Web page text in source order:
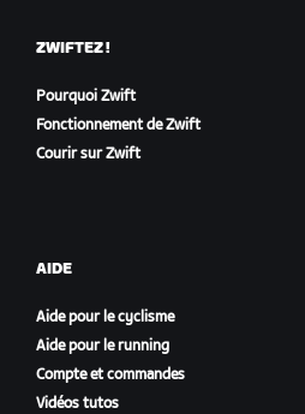
ZWIFTEZ !
Pourquoi Zwift
Fonctionnement de Zwift
Courir sur Zwift
AIDE
Aide pour le cyclisme
Aide pour le running
Compte et commandes
Vidéos tutos